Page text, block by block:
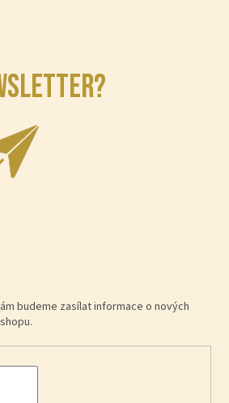
budeme zasílat informace o nových